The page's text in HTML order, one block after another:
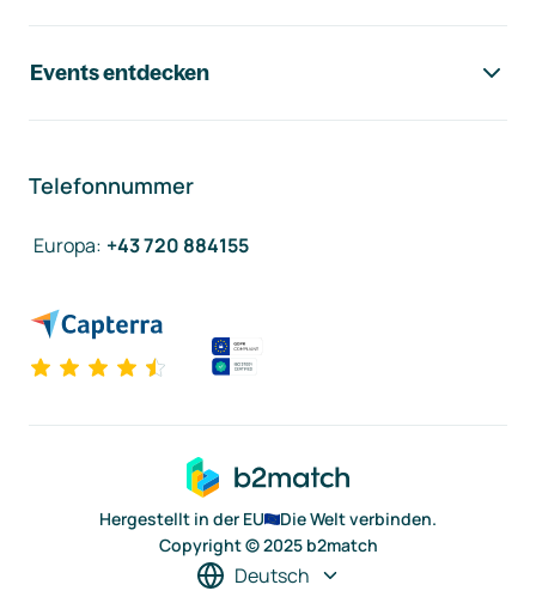
Events entdecken
Telefonnummer
Europa: +43 720 884155
Hergestellt in der EU
Die Welt verbinden.
Copyright © 2025 b2match
Deutsch